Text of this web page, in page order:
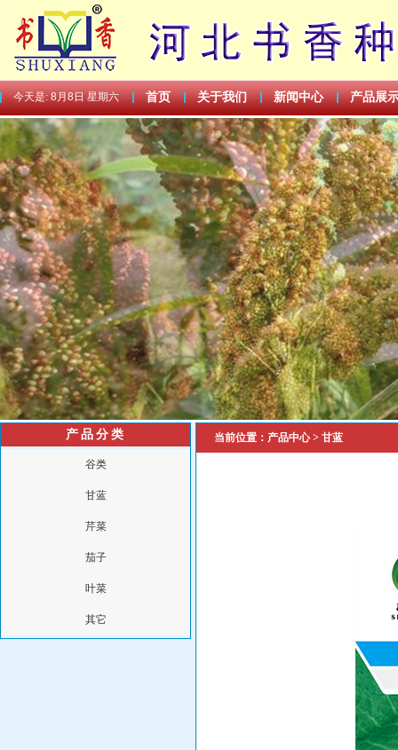
今天是:8月8日 星期六 首页 关于我们 新闻中心 产品展
产品分类
谷类
甘蓝
芹菜
茄子
叶菜
其它
当前位置： 产品中心> 甘蓝